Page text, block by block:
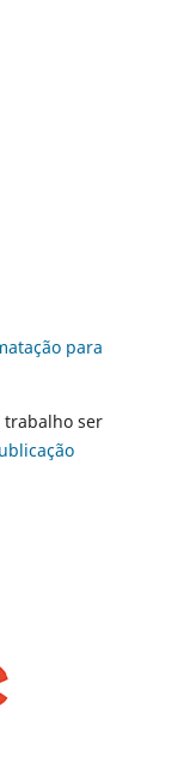
para
trabalho ser